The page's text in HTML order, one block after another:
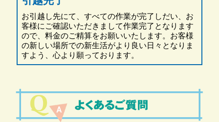
お引越し先にて、すべての作業が完了しだい、お
客様にご確認いただきまして作業完了となります
ので、料金のご精算をお願いいたします。お客様
の新しい場所での新生活がより良い日々となりま
すよう、心より願っております。